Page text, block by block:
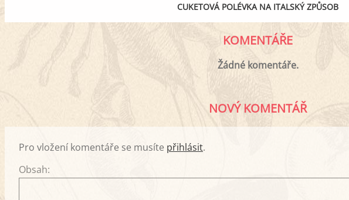
CUKETOVÁ POLÉVKA NA ITALSKÝ ZPŮSOB
KOMENTÁŘE
Žádné komentáře.
NOVÝ KOMENTÁŘ
Pro vložení komentáře se musíte přihlásit.
Obsah: